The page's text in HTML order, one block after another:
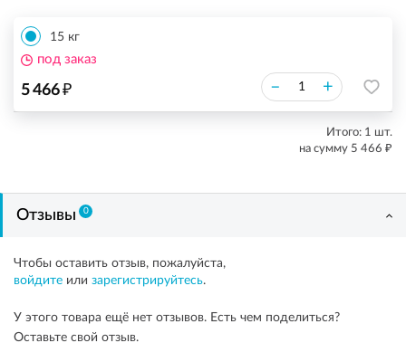
15 кг
5 466₽ – +
под заказ
Итого: 1 шт.
на сумму 5 466 ₽
Отзывы 0
Чтобы оставить отзыв, пожалуйста,
войдите или зарегистрируйтесь.
У этого товара ещё нет отзывов. Есть чем поделиться?
Оставьте свой отзыв.